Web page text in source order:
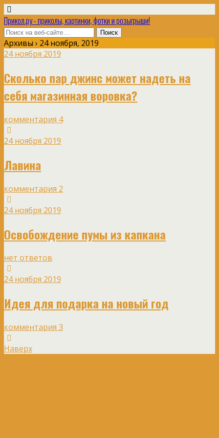
Прикол.ру - приколы, картинки, фотки и розыгрыши!
Архивы › 24 ноября, 2019
24 ноября 2019
Сколько пар джинс может надеть на
себя магазинная воровка?
комментария 4
24 ноября 2019
Лавина
комментария 2
24 ноября 2019
Освобождение пумы из капкана
нет ответов
24 ноября 2019
Идея для подарка на новый год
комментария 3
Наверх